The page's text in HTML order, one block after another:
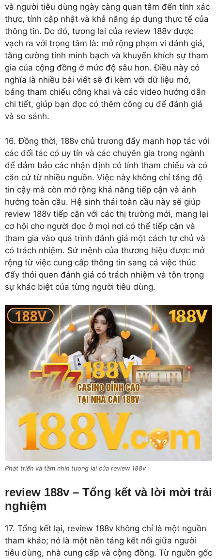
và người tiêu dùng ngày càng quan tâm đến tính xác
thực, tính cập nhật và khả năng áp dụng thực tế của
thông tin. Do đó, tương lai của review 188v được
vạch ra với trọng tâm là: mở rộng phạm vi đánh giá,
tăng cường tính minh bạch và khuyến khích sự tham
gia của cộng đồng ở mức độ sâu hơn. Điều này có
nghĩa là nhiều bài viết sẽ đi kèm với dữ liệu mở,
bảng tham chiếu công khai và các video hướng dẫn
chi tiết, giúp bạn đọc có thêm công cụ để đánh giá
và so sánh.
16. Đồng thời, 188v chủ trương đẩy mạnh hợp tác với
các đối tác có uy tín và các chuyên gia trong ngành
để đảm bảo các nhận định có tính tham chiếu và có
căn cứ từ nhiều nguồn. Việc này không chỉ tăng độ
tin cậy mà còn mở rộng khả năng tiếp cận và ảnh
hưởng toàn cầu. Hệ sinh thái toàn cầu này sẽ giúp
review 188v tiếp cận với các thị trường mới, mang lại
cơ hội cho người đọc ở mọi nơi có thể tiếp cận và
tham gia vào quá trình đánh giá một cách tự chủ và
có trách nhiệm. Sứ mệnh của thương hiệu được mở
rộng từ việc cung cấp thông tin sang cả việc thúc
đẩy thói quen đánh giá có trách nhiệm và tôn trọng
sự khác biệt của từng người tiêu dùng.
Phát triển và tầm nhìn tương lai của review 188v
review 188v – Tổng kết và lời mời trải
nghiệm
17. Tổng kết lại, review 188v không chỉ là một nguồn
tham khảo; nó là một nền tảng kết nối giữa người
tiêu dùng, nhà cung cấp và cộng đồng. Từ nguồn gốc